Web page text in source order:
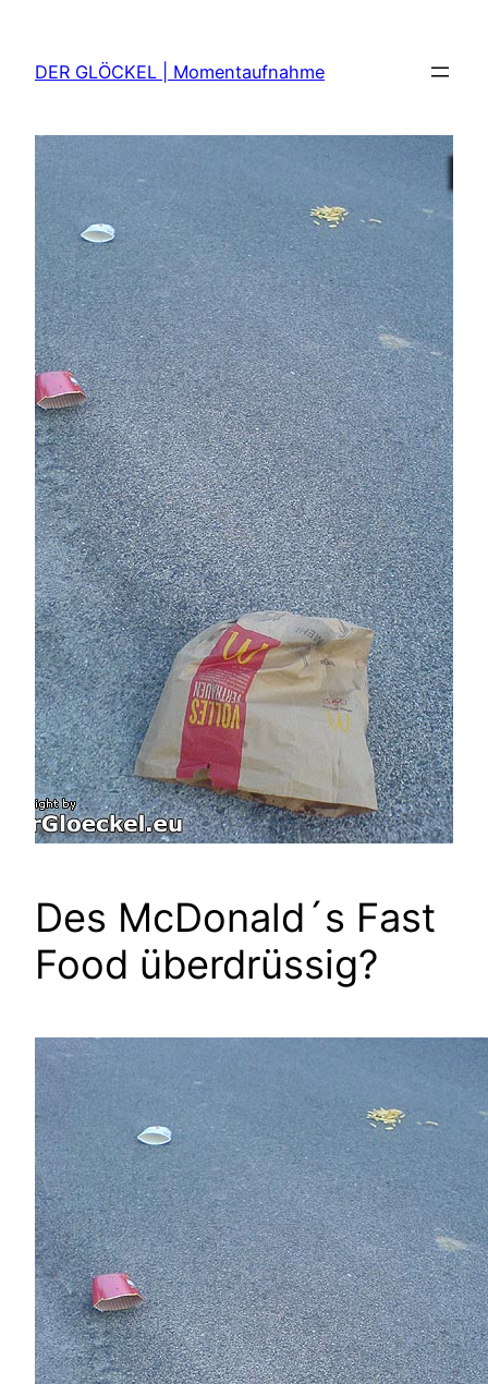
springen
DER GLÖCKEL | Momentaufnahme
Des McDonald´s Fast
Food überdrüssig?